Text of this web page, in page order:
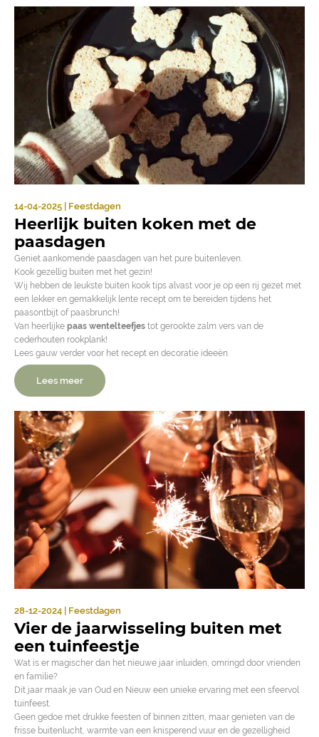
14-04-2025 | Feestdagen
Heerlijk buiten koken met de
paasdagen
Geniet aankomende paasdagen van het pure buitenleven.
Kook gezellig buiten met het gezin!
Wij hebben de leukste buiten kook tips alvast voor je op een rij gezet met
een lekker en gemakkelijk lente recept om te bereiden tijdens het
paasontbijt of paasbrunch!
Van heerlijke paas wentelteefjes tot gerookte zalm vers van de
cederhouten rookplank!
Lees gauw verder voor het recept en decoratie ideeën.
Lees meer
28-12-2024 | Feestdagen
Vier de jaarwisseling buiten met
een tuinfeestje
Wat is er magischer dan het nieuwe jaar inluiden, omringd door vrienden
en familie?
Dit jaar maak je van Oud en Nieuw een unieke ervaring met een sfeervol
tuinfeest.
Geen gedoe met drukke feesten of binnen zitten, maar genieten van de
frisse buitenlucht, warmte van een knisperend vuur en de gezelligheid